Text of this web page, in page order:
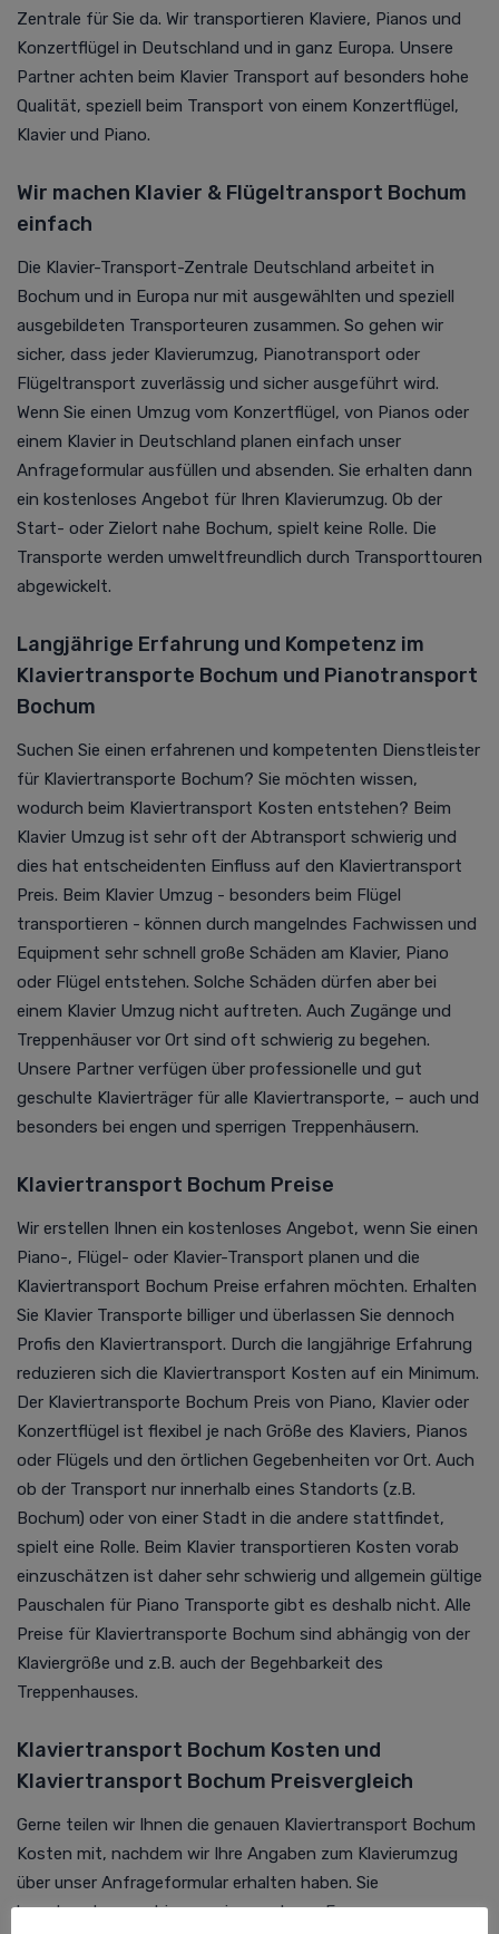
Zentrale für Sie da. Wir transportieren Klaviere, Pianos und
Konzertflügel in Deutschland und in ganz Europa. Unsere
Partner achten beim Klavier Transport auf besonders hohe
Qualität, speziell beim Transport von einem Konzertflügel,
Klavier und Piano.
Wir machen Klavier & Flügeltransport Bochum
einfach
Die Klavier-Transport-Zentrale Deutschland arbeitet in
Bochum und in Europa nur mit ausgewählten und speziell
ausgebildeten Transporteuren zusammen. So gehen wir
sicher, dass jeder Klavierumzug, Pianotransport oder
Flügeltransport zuverlässig und sicher ausgeführt wird.
Wenn Sie einen Umzug vom Konzertflügel, von Pianos oder
einem Klavier in Deutschland planen einfach unser
Anfrageformular ausfüllen und absenden. Sie erhalten dann
ein kostenloses Angebot für Ihren Klavierumzug. Ob der
Start- oder Zielort nahe Bochum, spielt keine Rolle. Die
Transporte werden umweltfreundlich durch Transporttouren
abgewickelt.
Langjährige Erfahrung und Kompetenz im
Klaviertransporte Bochum und Pianotransport
Bochum
Suchen Sie einen erfahrenen und kompetenten Dienstleister
für Klaviertransporte Bochum? Sie möchten wissen,
wodurch beim Klaviertransport Kosten entstehen? Beim
Klavier Umzug ist sehr oft der Abtransport schwierig und
dies hat entscheidenten Einfluss auf den Klaviertransport
Preis. Beim Klavier Umzug - besonders beim Flügel
transportieren - können durch mangelndes Fachwissen und
Equipment sehr schnell große Schäden am Klavier, Piano
oder Flügel entstehen. Solche Schäden dürfen aber bei
einem Klavier Umzug nicht auftreten. Auch Zugänge und
Treppenhäuser vor Ort sind oft schwierig zu begehen.
Unsere Partner verfügen über professionelle und gut
geschulte Klavierträger für alle Klaviertransporte, – auch und
besonders bei engen und sperrigen Treppenhäusern.
Klaviertransport Bochum Preise
Wir erstellen Ihnen ein kostenloses Angebot, wenn Sie einen
Piano-, Flügel- oder Klavier-Transport planen und die
Klaviertransport Bochum Preise erfahren möchten. Erhalten
Sie Klavier Transporte billiger und überlassen Sie dennoch
Profis den Klaviertransport. Durch die langjährige Erfahrung
reduzieren sich die Klaviertransport Kosten auf ein Minimum.
Der Klaviertransporte Bochum Preis von Piano, Klavier oder
Konzertflügel ist flexibel je nach Größe des Klaviers, Pianos
oder Flügels und den örtlichen Gegebenheiten vor Ort. Auch
ob der Transport nur innerhalb eines Standorts (z.B.
Bochum) oder von einer Stadt in die andere stattfindet,
spielt eine Rolle. Beim Klavier transportieren Kosten vorab
einzuschätzen ist daher sehr schwierig und allgemein gültige
Pauschalen für Piano Transporte gibt es deshalb nicht. Alle
Preise für Klaviertransporte Bochum sind abhängig von der
Klaviergröße und z.B. auch der Begehbarkeit des
Treppenhauses.
Klaviertransport Bochum Kosten und
Klaviertransport Bochum Preisvergleich
Gerne teilen wir Ihnen die genauen Klaviertransport Bochum
Kosten mit, nachdem wir Ihre Angaben zum Klavierumzug
über unser Anfrageformular erhalten haben. Sie
beantworten uns hier nur ein paar kurze Fragen zum